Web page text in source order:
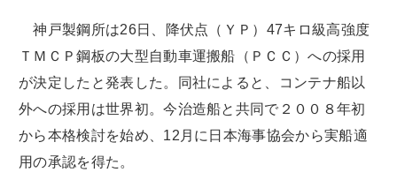
神戸製鋼所は26日、降伏点（ＹＰ）47キロ級高強度
ＴＭＣＰ鋼板の大型自動車運搬船（ＰＣＣ）への採用
が決定したと発表した。同社によると、コンテナ船以
外への採用は世界初。今治造船と共同で２００８年初
から本格検討を始め、12月に日本海事協会から実船適
用の承認を得た。